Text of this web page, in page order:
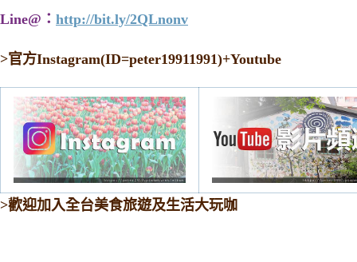
Line@： http://bit.ly/2QLnonv
>官方Instagram(ID=peter19911991)+Youtube
>歡迎加入全台美食旅遊及生活大玩咖